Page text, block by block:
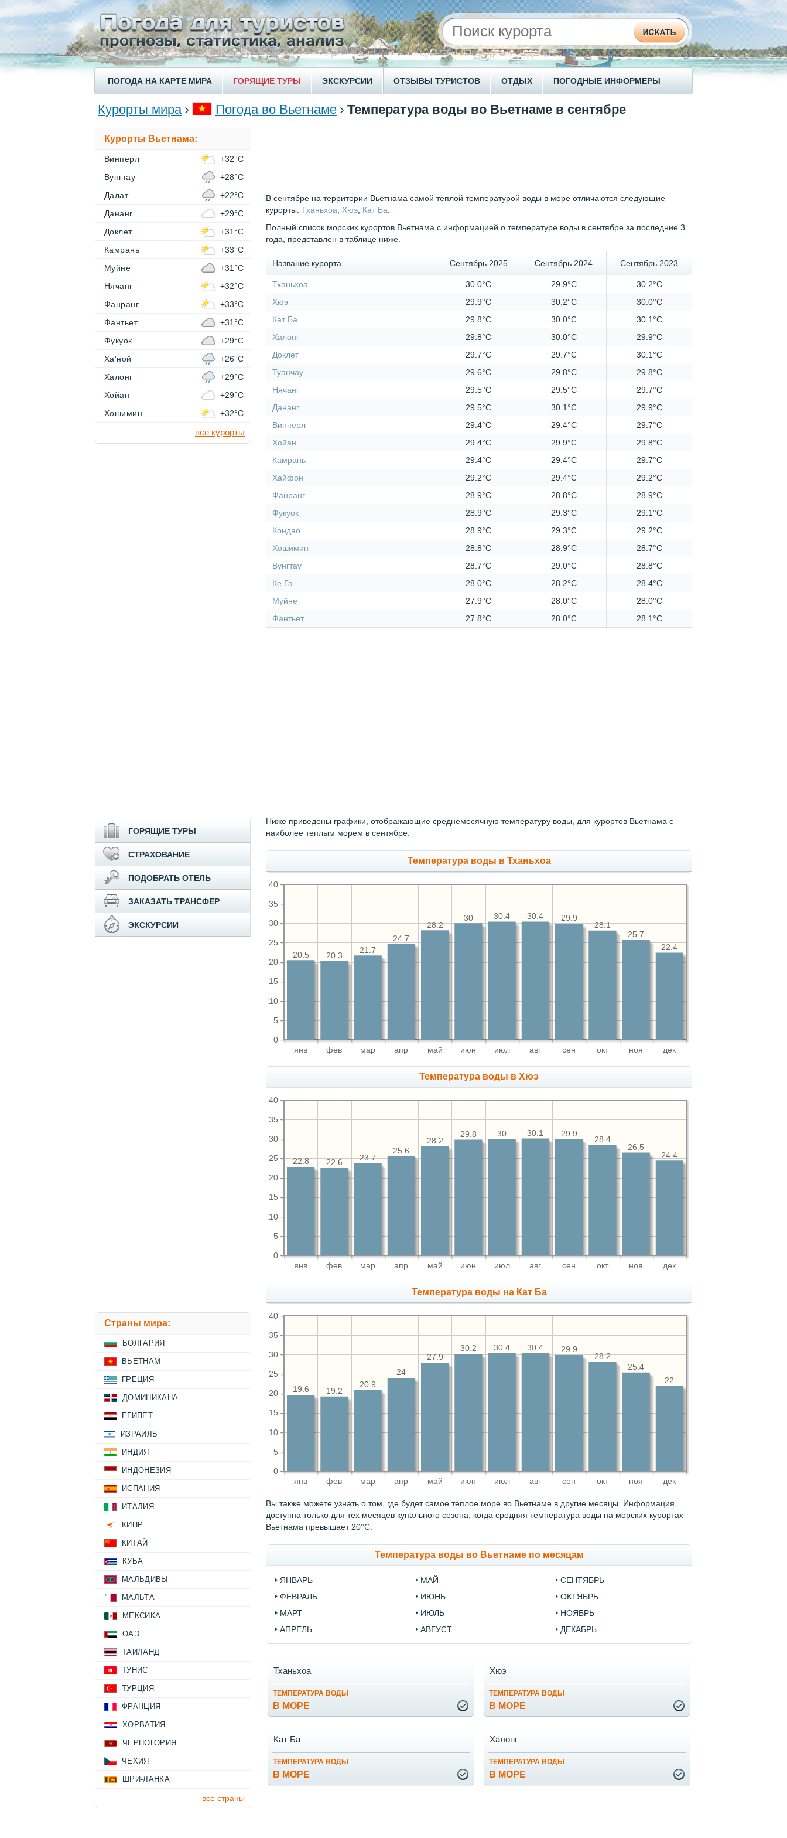
ПОГОДА НА КАРТЕ МИРА ГОРЯЩИЕ ТУРЫ ЭКСКУРСИИ ОТЗЫВЫ ТУРИСТОВ ОТДЫХ ПОГОДНЫЕ ИНФОРМЕРЫ
Курорты мира Погода во Вьетнаме Температура воды во Вьетнаме в сентябре
В сентябре на территории Вьетнама самой теплой температурой воды в море отличаются следующие
курорты: Тханьхоа, Хюэ, Кат Ба.
Полный список морских курортов Вьетнама с информацией о температуре воды в сентябре за последние 3
года, представлен в таблице ниже.
Название курорта Сентябрь 2025 Сентябрь 2024 Сентябрь 2023
Тханьхоа 30.0°C 29.9°C
30.2°C
Хюэ
29.9°C 30.2°C
30.0°C
Кат Ба
29.8°C 30.0°C
30.1°C
Халонг
29.8°C 30.0°C
29.9°C
Доклет
29.7°C 29.7°C
30.1°C
Туанчау
29.6°C 29.8°C
29.8°C
Нячанг
29.5°C 29.5°C
29.7°C
Дананг
29.5°C 30.1°C
29.9°C
Винперл
29.4°C 29.4°C
29.7°C
Хойан
29.4°C 29.9°C
29.8°C
Камрань
29.4°C 29.4°C
29.7°C
Хайфон
29.2°C 29.4°C
29.2°C
Фанранг
28.9°C 28.8°C
28.9°C
Фукуок
28.9°C 29.3°C
29.1°C
Кондао
28.9°C 29.3°C
29.2°C
Хошимин
28.8°C 28.9°C
28.7°C
Вунгтау
28.7°C 29.0°C
28.8°C
Ке Га
28.0°C 28.2°C
28.4°C
Муйне
27.9°C 28.0°C
28.0°C
Фантьет
27.8°C 28.0°C 28.1°C
Ниже приведены графики, отображающие среднемесячную температуру воды, для курортов Вьетнама с
наиболее теплым морем в сентябре.
Температура воды в Тханьхоа
янв фев мар апр май июн июл авг сен окт ноя дек
0
5
10
15
20
25
30
35
40
22.4
25.7
28.1
29.9
30.4
30.4
30
28.2
24.7
21.7
20.3
20.5
Температура воды в Хюэ
янв фев мар апр май июн июл авг сен окт ноя дек
0
5
10
15
20
25
30
35
40
24.4
26.5
28.4
29.9
30.1
30
29.8
28.2
25.6
23.7
22.6
22.8
Температура воды на Кат Ба
янв фев мар апр май июн июл авг сен окт ноя дек
0
5
10
15
20
25
30
35
40
22
25.4
28.2
29.9
30.4
30.4
30.2
27.9
24
20.9
19.2
19.6
Вы также можете узнать о том, где будет самое теплое море во Вьетнаме в другие месяцы. Информация
доступна только для тех месяцев купального сезона, когда средняя температура воды на морских курортах
Вьетнама превышает 20°C.
Температура воды во Вьетнаме по месяцам
ЯНВАРЬ
ФЕВРАЛЬ
МАРТ
АПРЕЛЬ
МАЙ
ИЮНЬ
ИЮЛЬ
АВГУСТ
СЕНТЯБРЬ
ОКТЯБРЬ
НОЯБРЬ
ДЕКАБРЬ
ТЕМПЕРАТУРА ВОДЫ
В МОРЕ
Тханьхоа
ТЕМПЕРАТУРА ВОДЫ
В МОРЕ
Хюэ
ТЕМПЕРАТУРА ВОДЫ
В МОРЕ
Кат Ба
ТЕМПЕРАТУРА ВОДЫ
В МОРЕ
Халонг
Курорты Вьетнама:
Винперл
+32°C
Вунгтау
+28°C
Далат
+22°C
Дананг
+29°C
Доклет
+31°C
Камрань
+33°C
Муйне
+31°C
Нячанг
+32°C
Фанранг
+33°C
Фантьет
+31°C
Фукуок
+29°C
Ха'ной
+26°C
Халонг
+29°C
Хойан
+29°C
Хошимин
+32°C
все курорты
ГОРЯЩИЕ ТУРЫ
СТРАХОВАНИЕ
ПОДОБРАТЬ ОТЕЛЬ
ЗАКАЗАТЬ ТРАНСФЕР
ЭКСКУРСИИ
Страны мира:
БОЛГАРИЯ
ВЬЕТНАМ
ГРЕЦИЯ
ДОМИНИКАНА
ЕГИПЕТ
ИЗРАИЛЬ
ИНДИЯ
ИНДОНЕЗИЯ
ИСПАНИЯ
ИТАЛИЯ
КИПР
КИТАЙ
КУБА
МАЛЬДИВЫ
МАЛЬТА
МЕКСИКА
ОАЭ
ТАИЛАНД
ТУНИС
ТУРЦИЯ
ФРАНЦИЯ
ХОРВАТИЯ
ЧЕРНОГОРИЯ
ЧЕХИЯ
ШРИ-ЛАНКА
все страны